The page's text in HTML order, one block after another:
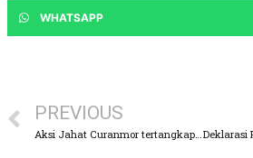
WHATSAPP
PREVIOUS
Aksi Jahat Curanmor tertangkap kamera CCTV